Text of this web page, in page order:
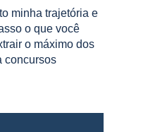
minha trajetória e
o que você
o máximo dos
concursos